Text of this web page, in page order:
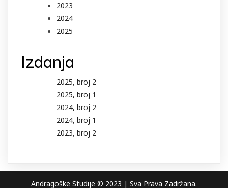
2023
2024
2025
Izdanja
2025, broj 2
2025, broj 1
2024, broj 2
2024, broj 1
2023, broj 2
Andragoške Studije © 2023 | Sva Prava Zadržana.